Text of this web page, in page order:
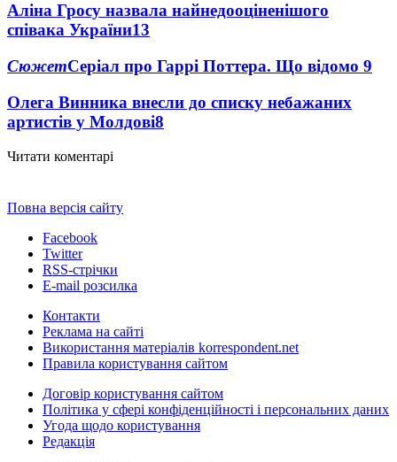
Аліна Гросу назвала найнедооціненішого
співака України13
СюжетСеріал про Гаррі Поттера. Що відомо 9
Олега Винника внесли до списку небажаних
артистів у Молдові8
Читати коментарі
Повна версія сайту
Facebook
Twitter
RSS-стрічки
E-mail розсилка
Контакти
Реклама на сайті
Використання матеріалів korrespondent.net
Правила користування сайтом
Договір користування сайтом
Політика у сфері конфіденційності і персональних даних
Угода щодо користування
Редакція